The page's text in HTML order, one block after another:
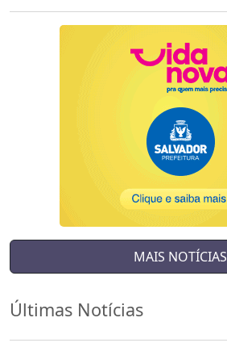
MAIS NOTÍCIAS
Últimas Notícias